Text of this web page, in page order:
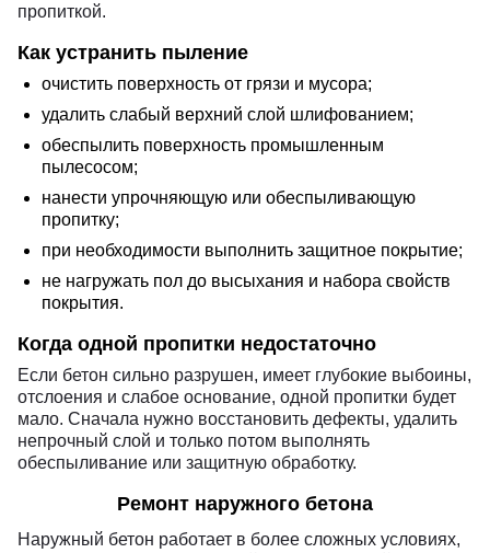
пропиткой.
Как устранить пыление
очистить поверхность от грязи и мусора;
удалить слабый верхний слой шлифованием;
обеспылить поверхность промышленным
пылесосом;
нанести упрочняющую или обеспыливающую
пропитку;
при необходимости выполнить защитное покрытие;
не нагружать пол до высыхания и набора свойств
покрытия.
Когда одной пропитки недостаточно
Если бетон сильно разрушен, имеет глубокие выбоины,
отслоения и слабое основание, одной пропитки будет
мало. Сначала нужно восстановить дефекты, удалить
непрочный слой и только потом выполнять
обеспыливание или защитную обработку.
Ремонт наружного бетона
Наружный бетон работает в более сложных условиях,